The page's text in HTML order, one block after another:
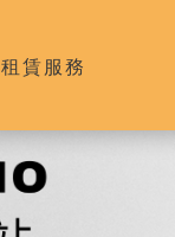
租賃服務